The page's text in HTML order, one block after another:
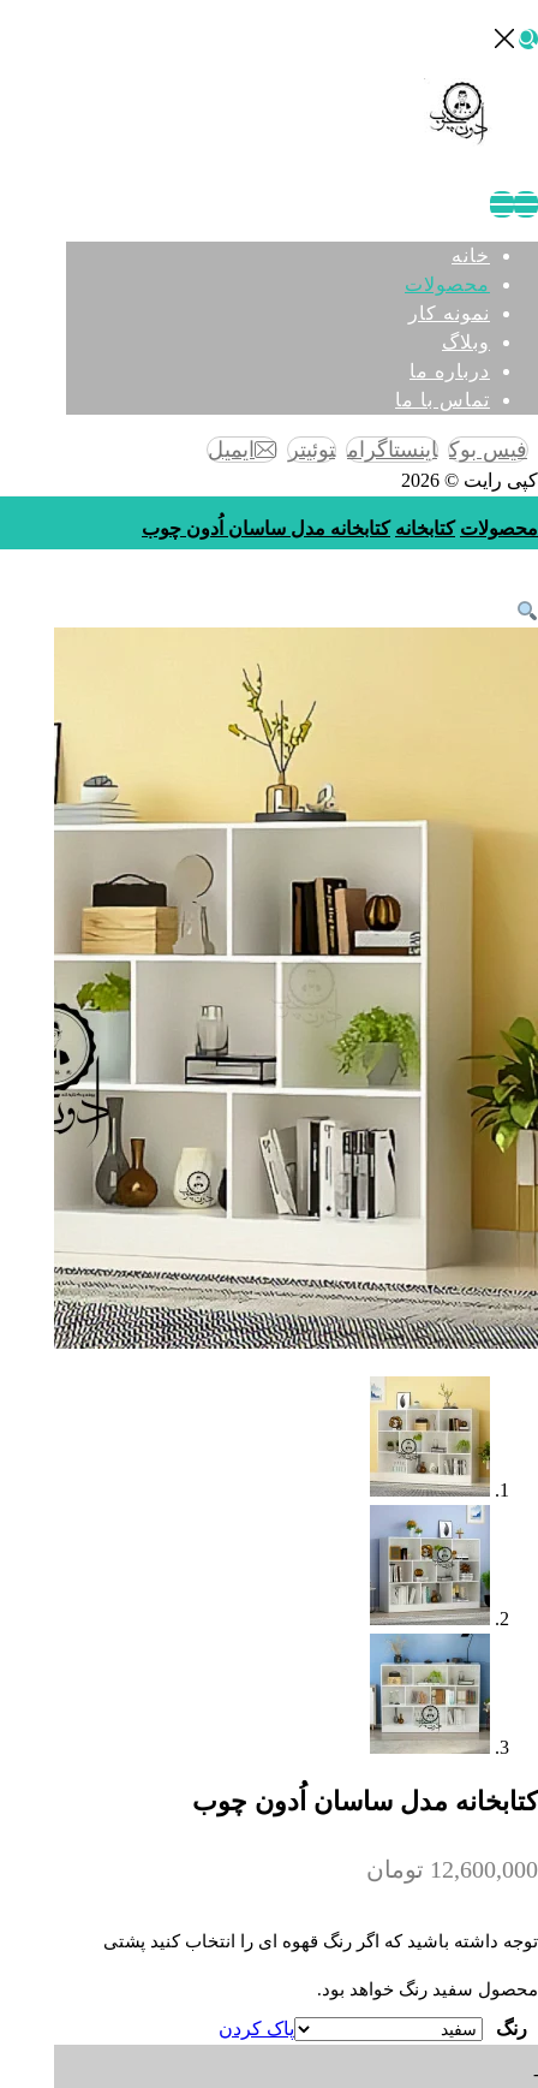
خانه
محصولات
نمونه کار
وبلاگ
درباره ما
تماس با ما
فیس بوک اینستاگرام توئیتر ایمیل
کپی رایت © 2026
محصولات کتابخانه کتابخانه مدل ساسان اُدون چوب
کتابخانه مدل ساسان اُدون چوب
12,600,000 تومان
توجه داشته باشید که اگر رنگ قهوه ای را انتخاب کنید پشتی
محصول سفید رنگ خواهد بود.
رنگ
پاک کردن
-